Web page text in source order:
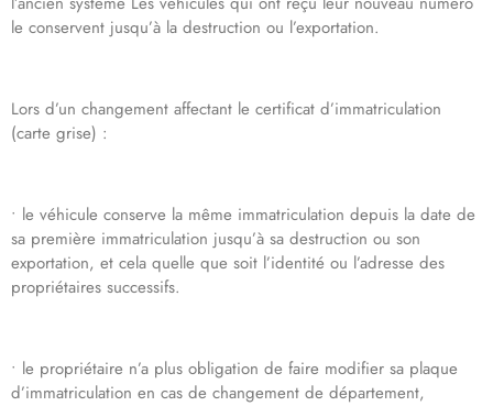
le conservent jusqu’à la destruction ou l’exportation.
Lors d’un changement affectant le certificat d’immatriculation
(carte grise) :
• le véhicule conserve la même immatriculation depuis la date de
sa première immatriculation jusqu’à sa destruction ou son
exportation, et cela quelle que soit l’identité ou l’adresse des
propriétaires successifs.
• le propriétaire n’a plus obligation de faire modifier sa plaque
d’immatriculation en cas de changement de département,